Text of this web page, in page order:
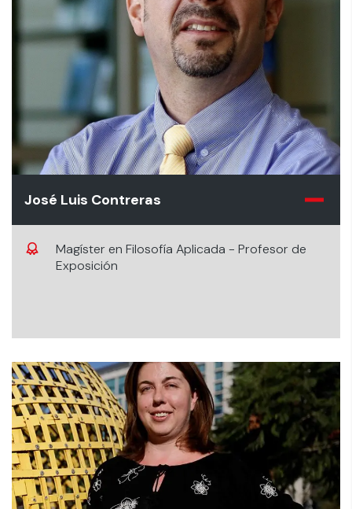
José Luis Contreras
Magíster en Filosofía Aplicada - Profesor de
Exposición